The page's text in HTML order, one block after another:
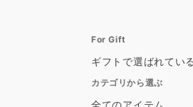
For Gift
ギフトで選ばれてい
カテゴリから選ぶ
全てのアイテム